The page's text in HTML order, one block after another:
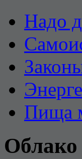
Надо
Пища
Облако